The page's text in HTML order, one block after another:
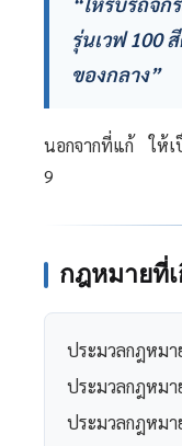
รุ่นเวฟ 100
ของกลาง”
นอกจากที่แก้ ให้เ
9
กฎหมายที่
ประมวลกฎหมา
ประมวลกฎหมา
ประมวลกฎหม